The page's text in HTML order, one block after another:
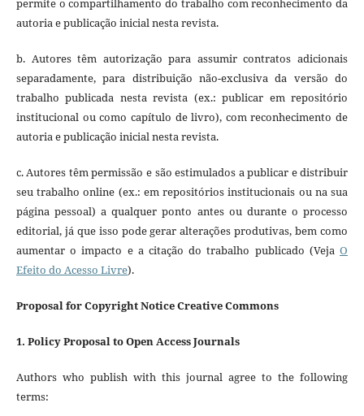
permite o compartilhamento do trabalho com reconhecimento da
autoria e publicação inicial nesta revista.
b. Autores têm autorização para assumir contratos adicionais
separadamente, para distribuição não-exclusiva da versão do
trabalho publicada nesta revista (ex.: publicar em repositório
institucional ou como capítulo de livro), com reconhecimento de
autoria e publicação inicial nesta revista.
c. Autores têm permissão e são estimulados a publicar e distribuir
seu trabalho online (ex.: em repositórios institucionais ou na sua
página pessoal) a qualquer ponto antes ou durante o processo
editorial, já que isso pode gerar alterações produtivas, bem como
aumentar o impacto e a citação do trabalho publicado (VejaO
Efeito do Acesso Livre).
Proposal for Copyright Notice Creative Commons
1. Policy Proposal to Open Access Journals
Authors who publish with this journal agree to the following
terms: